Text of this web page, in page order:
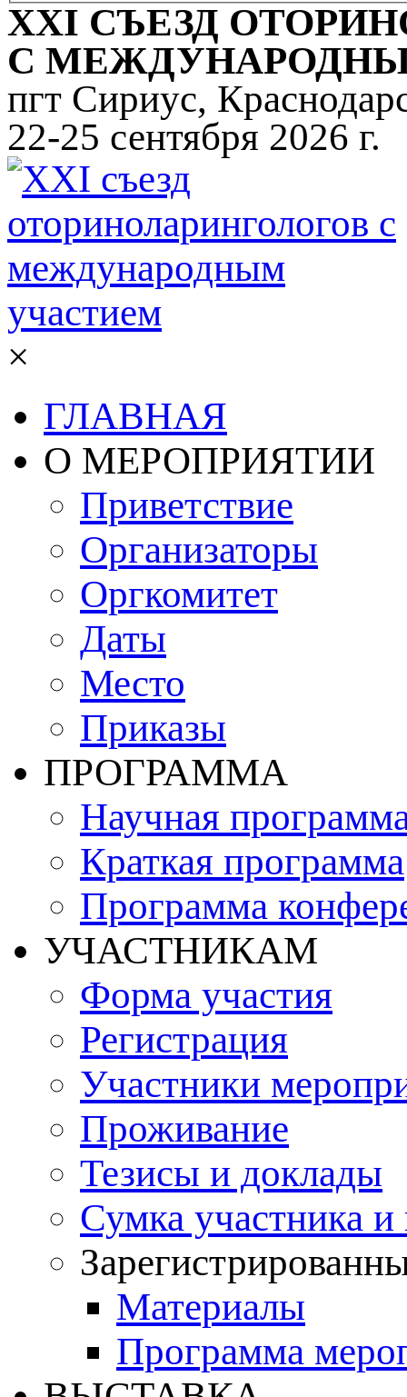
ХХI СЪЕЗД
С
пгт Сириус,
22-25 сентября 2026 г.
×
ГЛАВНАЯ
О МЕРОПРИЯТИИ
Приветствие
Организаторы
Оргкомитет
Даты
Место
Приказы
ПРОГРАММА
Научная
Краткая программа
Программа
УЧАСТНИКАМ
Форма участия
Регистрация
Участники
Проживание
Тезисы и доклады
Сумка участника
Материалы
Программа